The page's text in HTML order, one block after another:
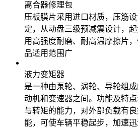
离合器修理包
压板膜片采用进口材质，压筋
定，从动盘三级预减震设计，
用高强度耐磨、耐高温摩擦片
品适用范围广
液力变矩器
是一种由泵轮、涡轮、导轮组
动机和变速器之间。功能及特
与转矩的能力，对外部负载有
能，可使车辆平稳起步，加速